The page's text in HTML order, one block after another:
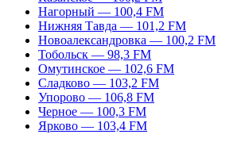
Нагорный — 100,4 FM
Нижняя Тавда — 101,2 FM
Новоалександровка — 100,2 FM
Тобольск — 98,3 FM
Омутинское — 102,6 FM
Сладково — 103,2 FM
Упорово — 106,8 FM
Черное — 100,3 FM
Ярково — 103,4 FM